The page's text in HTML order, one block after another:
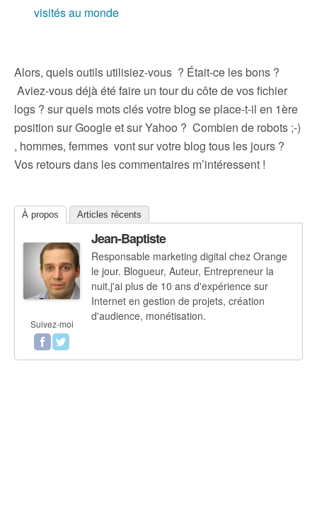
visités au monde
Alors, quels outils utilisiez-vous ? Était-ce les bons ?
Aviez-vous déjà été faire un tour du côte de vos fichier
logs ? sur quels mots clés votre blog se place-t-il en 1ère
position sur Google et sur Yahoo ? Combien de robots ;-)
, hommes, femmes vont sur votre blog tous les jours ?
Vos retours dans les commentaires m’intéressent !
À propos Articles récents
Suivez-moi
Jean-Baptiste
Responsable marketing digital chez Orange
le jour. Blogueur, Auteur, Entrepreneur la
nuit,j'ai plus de 10 ans d'expérience sur
Internet en gestion de projets, création
d'audience, monétisation.